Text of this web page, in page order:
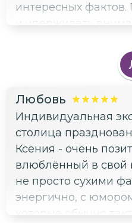
интересных
и удерживать
и очень
Любовь
Индивидуальная
столица
Ксения - очень
влюблённый в свой
не просто сухими
энергично, с
которые обычно